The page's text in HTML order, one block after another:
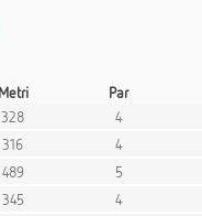
Metri Par
328 4
316 4
489 5
345 4